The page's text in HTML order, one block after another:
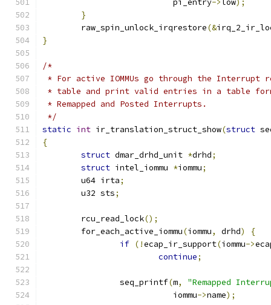
			   pi_entry
-> low);
}
	raw_spin_unlock_irqrestore
(&
}
/*
* For active IOMMUs go through the Interrupt
* table and print valid entries in a table
* Remapped and Posted Interrupts.
*/
static int ir_translation_struct_show(struct
{
struct dmar_drhd_unit *drhd;
struct intel_iommu *iommu;
	u64 irta
;
	u32 sts
;
	rcu_read_lock
();
	for_each_active_iommu
(iommu, drhd)
{
if (!ecap_ir_support(iommu->
continue;
		seq_printf
(m,
"Remapped
			   iommu
->name);